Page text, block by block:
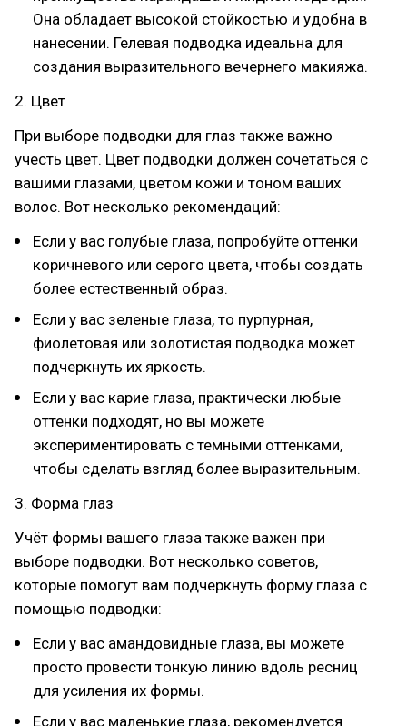
Она обладает высокой стойкостью и удобна в
нанесении. Гелевая подводка идеальна для
создания выразительного вечернего макияжа.
2. Цвет
При выборе подводки для глаз также важно
учесть цвет. Цвет подводки должен сочетаться с
вашими глазами, цветом кожи и тоном ваших
волос. Вот несколько рекомендаций:
Если у вас голубые глаза, попробуйте оттенки
коричневого или серого цвета, чтобы создать
более естественный образ.
Если у вас зеленые глаза, то пурпурная,
фиолетовая или золотистая подводка может
подчеркнуть их яркость.
Если у вас карие глаза, практически любые
оттенки подходят, но вы можете
экспериментировать с темными оттенками,
чтобы сделать взгляд более выразительным.
3. Форма глаз
Учёт формы вашего глаза также важен при
выборе подводки. Вот несколько советов,
которые помогут вам подчеркнуть форму глаза с
помощью подводки:
Если у вас амандовидные глаза, вы можете
просто провести тонкую линию вдоль ресниц
для усиления их формы.
Если у вас маленькие глаза, рекомендуется